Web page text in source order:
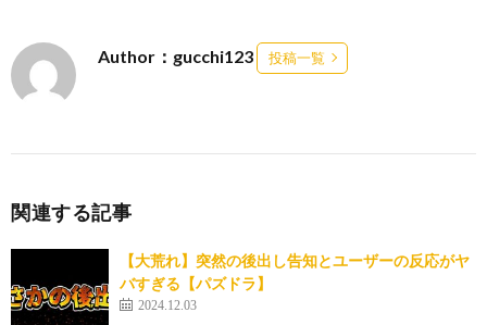
Author：gucchi123 投稿一覧
関連する記事
【大荒れ】突然の後出し告知とユーザーの反応がヤ
バすぎる【パズドラ】
2024.12.03